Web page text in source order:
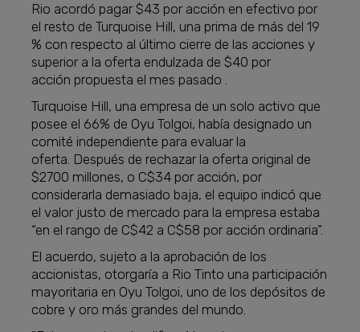
Rio acordó pagar $43 por acción en efectivo por
el resto de Turquoise Hill, una prima de más del 19
% con respecto al último cierre de las acciones y
superior a la oferta endulzada de $40 por
acción propuesta el mes pasado .
Turquoise Hill, una empresa de un solo activo que
posee el 66% de Oyu Tolgoi, había designado un
comité independiente para evaluar la
oferta. Después de rechazar la oferta original de
$2700 millones, o C$34 por acción, por
considerarla demasiado baja, el equipo indicó que
el valor justo de mercado para la empresa estaba
“en el rango de C$42 a C$58 por acción ordinaria”.
El acuerdo, sujeto a la aprobación de los
accionistas, otorgaría a Rio Tinto una participación
mayoritaria en Oyu Tolgoi, uno de los depósitos de
cobre y oro más grandes del mundo.